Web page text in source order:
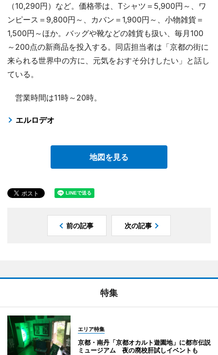
（10,290円）など。価格帯は、Tシャツ＝5,900円～、ワ
ンピース＝9,800円～、カバン＝1,900円～、小物雑貨＝
1,500円～ほか。バッグや靴などの雑貨も扱い、毎月100
～200点の新商品を投入する。同店担当者は「京都の街に
来られる世界中の方に、元気をおすそ分けしたい」と話し
ている。
営業時間は11時～20時。
エルロデオ
地図を見る
前の記事 次の記事
特集
エリア特集
京都・南丹「京都オカルト遊園地」に都市伝説
ミュージアム 夜の廃校肝試しイベントも